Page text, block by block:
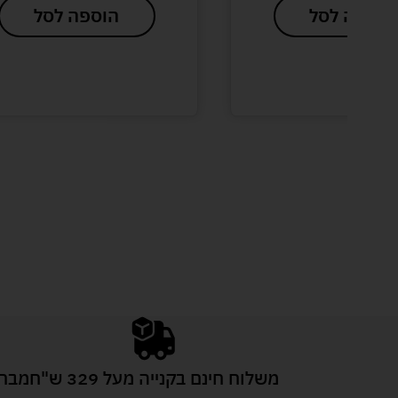
הוספה לסל הוספה לסל
משלוח חינם בקנייה מעל 329 ש"ח